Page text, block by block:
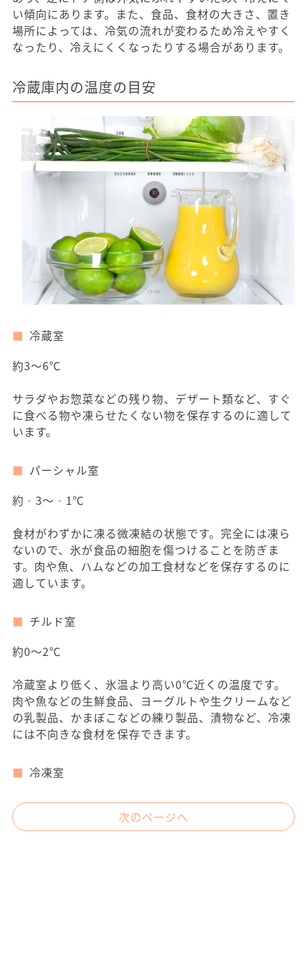
い傾向にあります。また、食品、食材の大きさ、置き
場所によっては、冷気の流れが変わるため冷えやすく
なったり、冷えにくくなったりする場合があります。
冷蔵庫内の温度の目安
冷蔵室
約3～6℃
サラダやお惣菜などの残り物、デザート類など、すぐ
に食べる物や凍らせたくない物を保存するのに適して
います。
パーシャル室
約‐3～‐1℃
食材がわずかに凍る微凍結の状態です。完全には凍ら
ないので、氷が食品の細胞を傷つけることを防ぎま
す。肉や魚、ハムなどの加工食材などを保存するのに
適しています。
チルド室
約0～2℃
冷蔵室より低く、氷温より高い0℃近くの温度です。
肉や魚などの生鮮食品、ヨーグルトや生クリームなど
の乳製品、かまぼこなどの練り製品、漬物など、冷凍
には不向きな食材を保存できます。
冷凍室
次のページへ